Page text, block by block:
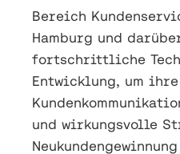
Bereich
Hamburg und
fortschrittliche
Entwicklung, um ihre
und wirkungsvolle